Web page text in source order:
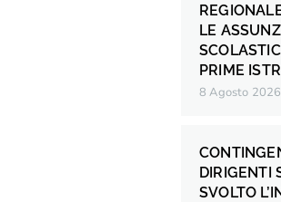
LE
PRIME
8 Agosto 2026
DIRIGENTI
SVOLTO